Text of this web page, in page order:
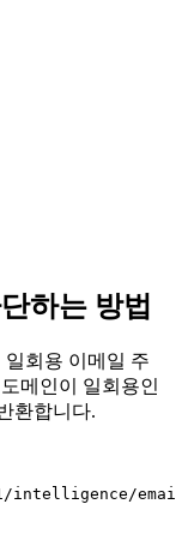
하는 방법
회용 이메일 주
메인이 일회용인
환합니다.